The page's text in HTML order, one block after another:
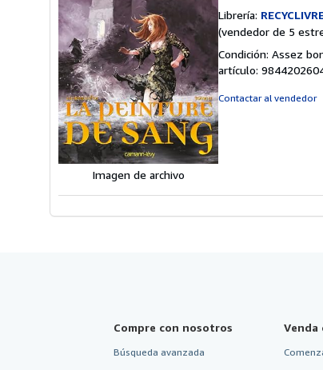
Imagen de archivo
Librería:
(vendedor de 5
Condición: Assez
artículo:
Contactar al vendedor
Compre con nosotros
Búsqueda avanzada
Venda